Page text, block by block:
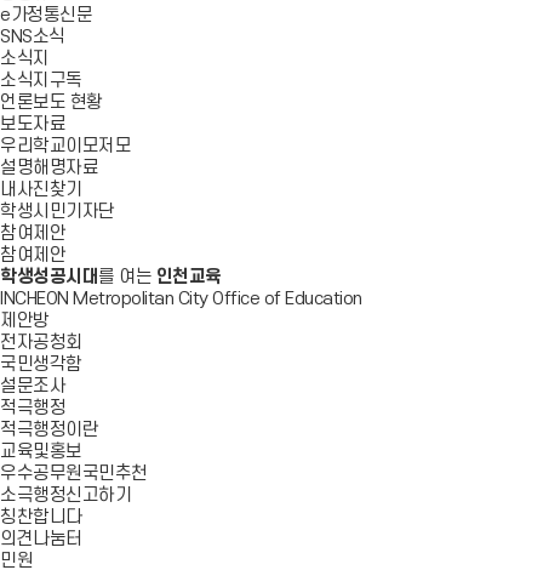
e가정통신문
SNS소식
소식지
소식지구독
언론보도 현황
보도자료
우리학교이모저모
설명해명자료
내사진찾기
학생시민기자단
참여제안
참여제안
학생성공시대 를 여는 인천교육
INCHEON Metropolitan City Office of Education
제안방
전자공청회
국민생각함
설문조사
적극행정
적극행정이란
교육및홍보
우수공무원국민추천
소극행정신고하기
칭찬합니다
의견나눔터
민원